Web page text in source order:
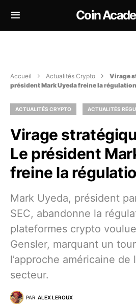
Coin
Accueil Actualités Crypto
Virage
président Mark Uyeda freine la régulation
ACTUALITÉS CRYPTO ACTUALITÉS
Virage
Le président
freine la
Mark Uyeda, président
SEC, abandonne la
plateformes crypto
Gensler, marquant un
l’approche américaine de
secteur.
PAR ALEX LEROUX